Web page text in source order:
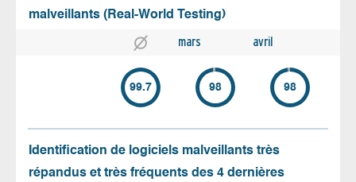
malveillants (Real-World Testing)
mars avril
99.7 98 98
Identification de logiciels malveillants très
répandus et très fréquents des 4 dernières